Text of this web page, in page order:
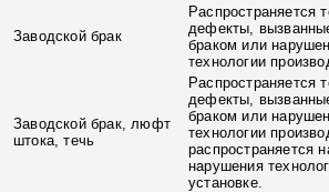
Заводской брак
Распространяется
дефекты,
браком или
технологии
Заводской брак, люфт
штока, течь
Распространяется
дефекты,
браком или
технологии
распространяется
нарушения
установке.